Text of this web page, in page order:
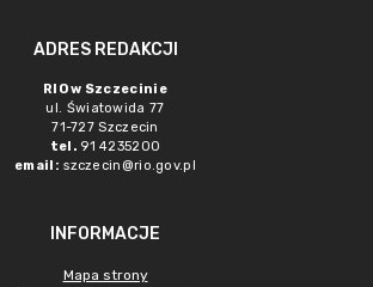
ADRES REDAKCJI
RIO w Szczecinie
ul. Światowida 77
71-727 Szczecin
tel. 91 4235200
email: szczecin@rio.gov.pl
INFORMACJE
Mapa strony